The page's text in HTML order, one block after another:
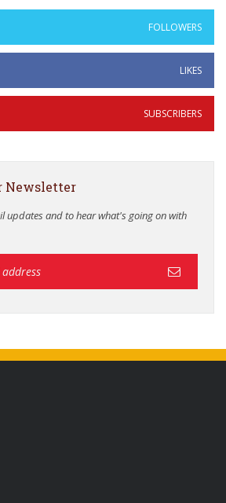
FOLLOWERS
LIKES
SUBSCRIBERS
Newsletter
updates and to hear what's going on with